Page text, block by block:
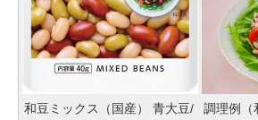
和豆ミックス（国産） 青大豆/
調理例（